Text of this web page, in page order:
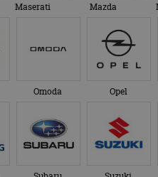
Maserati Mazda
Omoda Opel